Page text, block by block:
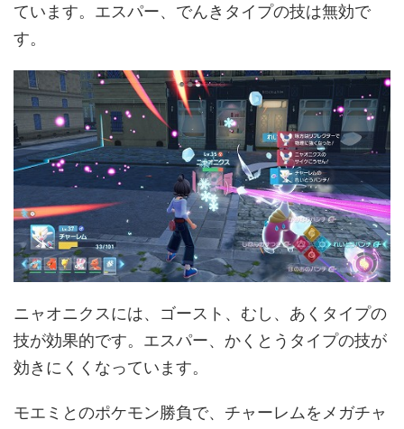
ています。エスパー、でんきタイプの技は無効で
す。
ニャオニクスには、ゴースト、むし、あくタイプの
技が効果的です。エスパー、かくとうタイプの技が
効きにくくなっています。
モエミとのポケモン勝負で、チャーレムをメガチャ